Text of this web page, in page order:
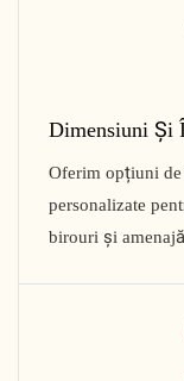
Dimensiuni Și
Oferim opțiuni
personalizate
birouri și